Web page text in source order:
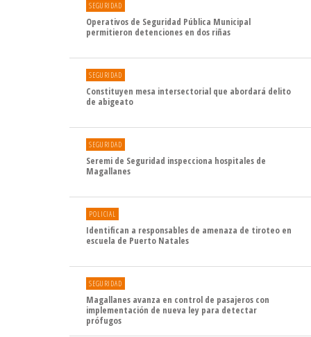
SEGURIDAD
Operativos de Seguridad Pública Municipal
permitieron detenciones en dos riñas
SEGURIDAD
Constituyen mesa intersectorial que abordará delito
de abigeato
SEGURIDAD
Seremi de Seguridad inspecciona hospitales de
Magallanes
POLICIAL
Identifican a responsables de amenaza de tiroteo en
escuela de Puerto Natales
SEGURIDAD
Magallanes avanza en control de pasajeros con
implementación de nueva ley para detectar
prófugos